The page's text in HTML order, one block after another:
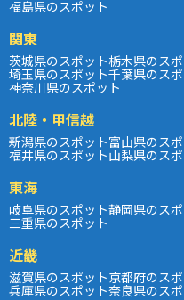
福島県のスポット
関東
茨城県のスポット栃木県のス
埼玉県のスポット千葉県のス
神奈川県のスポット
北陸・甲信越
新潟県のスポット富山県のス
福井県のスポット山梨県のス
東海
岐阜県のスポット静岡県のス
三重県のスポット
近畿
滋賀県のスポット京都府のス
兵庫県のスポット奈良県のス